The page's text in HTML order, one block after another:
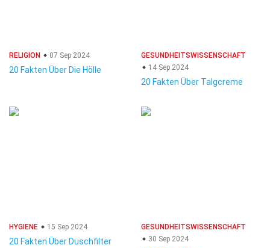
RELIGION 07 Sep 2024
20 Fakten Über Die Hölle
GESUNDHEITSWISSENSCHAFT
14 Sep 2024
20 Fakten Über Talgcreme
HYGIENE 15 Sep 2024
20 Fakten Über Duschfilter
GESUNDHEITSWISSENSCHAFT
30 Sep 2024